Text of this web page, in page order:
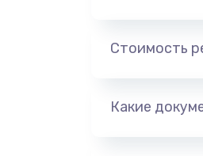
Стоимость
Какие